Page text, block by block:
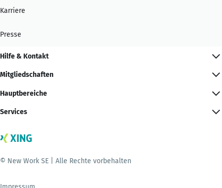
Karriere
Presse
Hilfe & Kontakt
Mitgliedschaften
Hauptbereiche
Services
© New Work SE | Alle Rechte vorbehalten